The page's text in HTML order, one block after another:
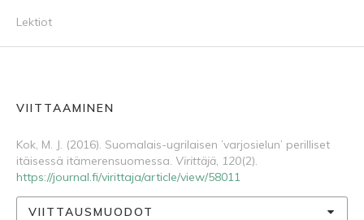
Lektiot
VIITTAAMINEN
Kok, M. J. (2016). Suomalais-ugrilaisen ’varjosielun’ perilliset
itäisessä itämerensuomessa. Virittäjä, 120(2).
https://journal.fi/virittaja/article/view/58011
VIITTAUSMUODOT